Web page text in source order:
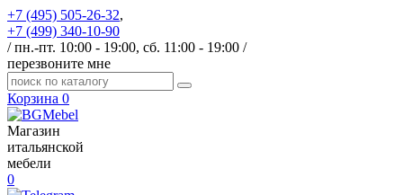
+7 (495) 505-26-32,
+7 (499) 340-10-90
/ пн.-пт. 10:00 - 19:00, сб. 11:00 - 19:00 /
перезвоните мне
Корзина 0
Магазин
итальянской
мебели
0